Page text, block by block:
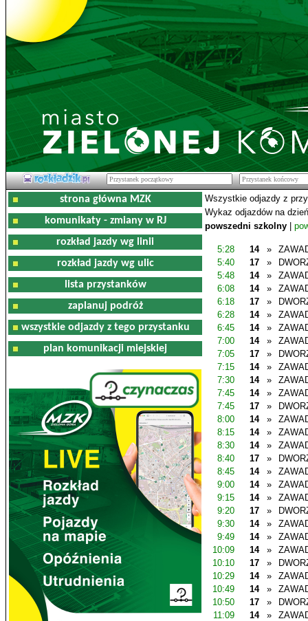
strona główna MZK
komunikaty - zmiany w RJ
rozkład jazdy wg linii
rozkład jazdy wg ulic
lista przystanków
zaplanuj podróż
wszystkie odjazdy z tego przystanku
plan komunikacji miejskiej
Wszystkie odjazdy z
Wykaz odjazdów na
powszedni szkolny
5:28 14 »
5:40
17 »
5:48
14 »
6:08
14 »
6:18
17 »
6:28
14 »
6:45
14 »
7:00
14 »
7:05
17 »
7:15
14 »
7:30
14 »
7:45
14 »
7:45
17 »
8:00
14 »
8:15
14 »
8:30
14 »
8:40
17 »
8:45
14 »
9:00
14 »
9:15
14 »
9:20
17 »
9:30
14 »
9:49
14 »
10:09
14 »
10:10
17 »
10:29
14 »
10:49
14 »
10:50
17 »
11:09
14 »